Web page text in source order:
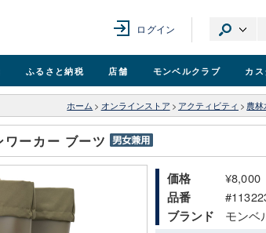
ログイン
ふるさと納税 店舗 モンベルクラブ カ
ホーム > オンラインストア > アクティビティ > 農
ワーカー ブーツ
価格 ¥8,000
品番
ブランド モンベ